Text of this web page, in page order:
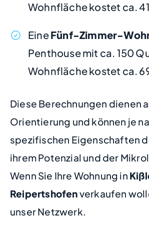
Wohnfläche kostet ca.
EineFünf-Zimmer-
Penthouse mit ca. 150
Wohnfläche kostet ca.
Diese Berechnungen dienen
Orientierung und können je
spezifischen Eigenschaften
ihrem Potenzial und der
Wenn Sie Ihre Wohnung in
Reipertshofenverkaufen
unser Netzwerk.